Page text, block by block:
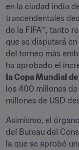
en la ciudad india
trascendentales
de la FIFA™, tanto
que se disputará
del torneo más
ha aprobado el
la Copa Mundial
los 400 millones de
millones de USD
Asimismo, el
del Bureau del